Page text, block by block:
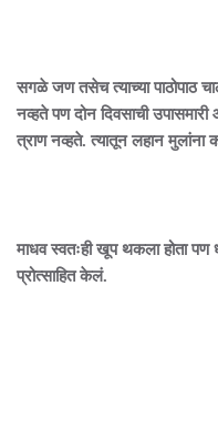
सगळे जण तसेच त्याच्या पाठोपाठ
नव्हते पण दोन दिवसाची उपासमारी
त्राण नव्हते. त्यातून लहान मुलांना
माधव स्वतःही खूप थकला होता पण
प्रोत्साहित केलं.